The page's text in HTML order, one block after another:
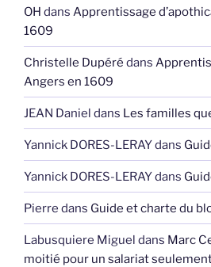
OH dans Apprentissage
1609
Christelle Dupéré dans
Angers en 1609
JEAN Daniel dans Les familles
Yannick DORES-LERAYdans
Yannick DORES-LERAYdans
Pierre dans Guide et charte du
Labusquiere Miguel dans Marc
moitié pour un salariat